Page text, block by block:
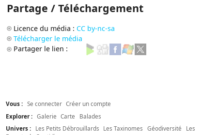
Partage / Téléchargement
Licence du média : CC by-nc-sa
Télécharger le média
Partager le lien :
Vous : Se connecter Créer un compte
Explorer : Galerie Carte
Balades
Univers :
Les Petits Débrouillards Les Taxinomes Géodiversité
Les